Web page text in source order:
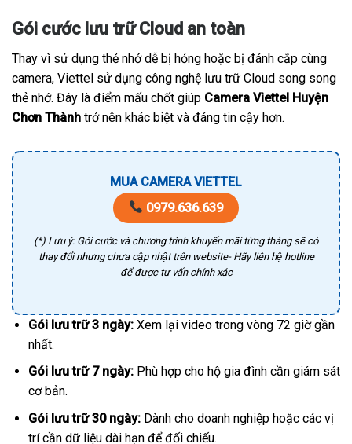
Gói cước lưu trữ Cloud an toàn
Thay vì sử dụng thẻ nhớ dễ bị hỏng hoặc bị đánh cắp cùng
camera, Viettel sử dụng công nghệ lưu trữ Cloud song song
thẻ nhớ. Đây là điểm mấu chốt giúp Camera Viettel Huyện
Chơn Thành trở nên khác biệt và đáng tin cậy hơn.
MUA CAMERA VIETTEL
0979.636.639
(*) Lưu ý: Gói cước và chương trình khuyến mãi từng tháng sẽ có
thay đổi nhưng chưa cập nhật trên website- Hãy liên hệ hotline
để được tư vấn chính xác
Gói lưu trữ 3 ngày:Xem lại video trong vòng 72 giờ gần
nhất.
Gói lưu trữ 7 ngày:Phù hợp cho hộ gia đình cần giám sát
cơ bản.
Gói lưu trữ 30 ngày:Dành cho doanh nghiệp hoặc các vị
trí cần dữ liệu dài hạn để đối chiếu.